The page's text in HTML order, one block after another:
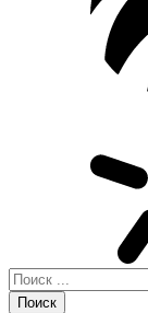
Поиск